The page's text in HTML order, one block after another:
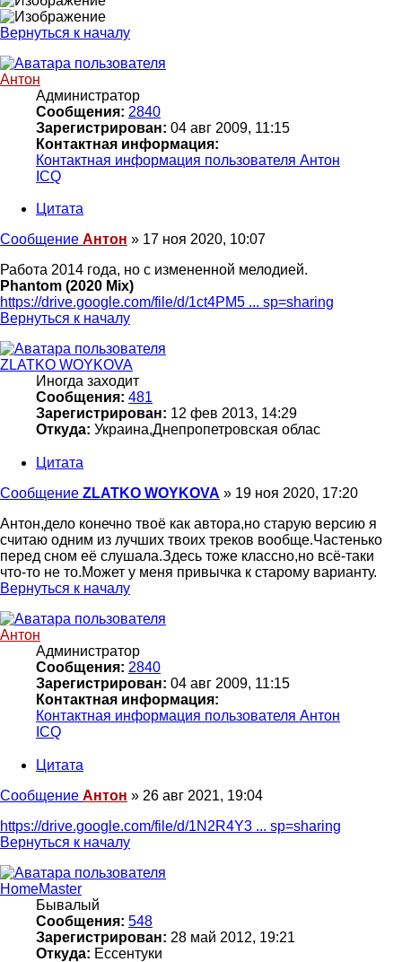
Вернуться к началу
Антон
Администратор
Сообщения: 2840
Зарегистрирован: 04 авг 2009, 11:15
Контактная информация:
Контактная информация пользователя Антон
ICQ
Цитата
Сообщение Антон » 17 ноя 2020, 10:07
Работа 2014 года, но с измененной мелодией.
Phantom (2020 Mix)
https://drive.google.com/file/d/1ct4PM5 ... sp=sharing
Вернуться к началу
ZLATKO WOYKOVA
Иногда заходит
Сообщения: 481
Зарегистрирован: 12 фев 2013, 14:29
Откуда: Украина,Днепропетровская облас
Цитата
Сообщение ZLATKO WOYKOVA » 19 ноя 2020, 17:20
Антон,дело конечно твоё как автора,но старую версию я
считаю одним из лучших твоих треков вообще.Частенько
перед сном её слушала.Здесь тоже классно,но всё-таки
что-то не то.Может у меня привычка к старому варианту.
Вернуться к началу
Антон
Администратор
Сообщения: 2840
Зарегистрирован: 04 авг 2009, 11:15
Контактная информация:
Контактная информация пользователя Антон
ICQ
Цитата
Сообщение Антон » 26 авг 2021, 19:04
https://drive.google.com/file/d/1N2R4Y3 ... sp=sharing
Вернуться к началу
HomeMaster
Бывалый
Сообщения: 548
Зарегистрирован: 28 май 2012, 19:21
Откуда: Ессентуки